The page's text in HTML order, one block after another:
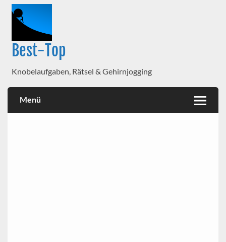
Best-Top
Knobelaufgaben, Rätsel & Gehirnjogging
Menü